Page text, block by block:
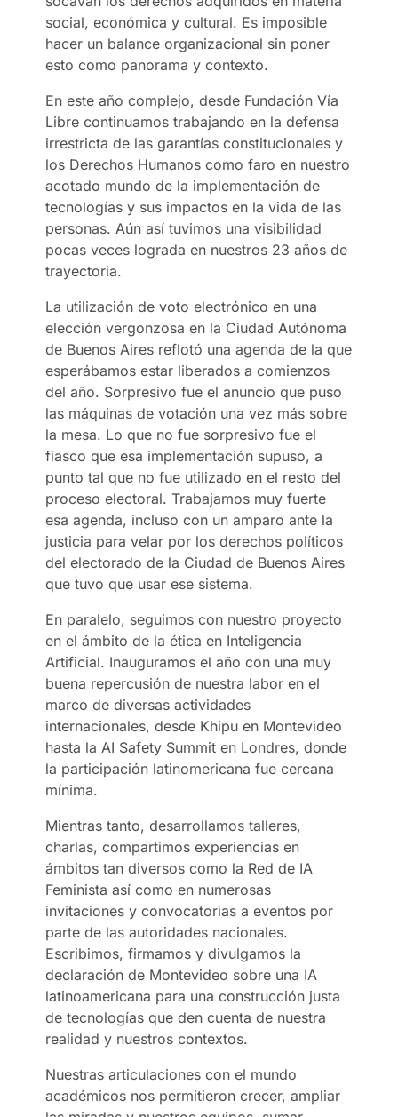
social, económica y cultural. Es imposible
hacer un balance organizacional sin poner
esto como panorama y contexto.
En este año complejo, desde Fundación Vía
Libre continuamos trabajando en la defensa
irrestricta de las garantías constitucionales y
los Derechos Humanos como faro en nuestro
acotado mundo de la implementación de
tecnologías y sus impactos en la vida de las
personas. Aún así tuvimos una visibilidad
pocas veces lograda en nuestros 23 años de
trayectoria.
La utilización de voto electrónico en una
elección vergonzosa en la Ciudad Autónoma
de Buenos Aires reflotó una agenda de la que
esperábamos estar liberados a comienzos
del año. Sorpresivo fue el anuncio que puso
las máquinas de votación una vez más sobre
la mesa. Lo que no fue sorpresivo fue el
fiasco que esa implementación supuso, a
punto tal que no fue utilizado en el resto del
proceso electoral. Trabajamos muy fuerte
esa agenda, incluso con un amparo ante la
justicia para velar por los derechos políticos
del electorado de la Ciudad de Buenos Aires
que tuvo que usar ese sistema.
En paralelo, seguimos con nuestro proyecto
en el ámbito de la ética en Inteligencia
Artificial. Inauguramos el año con una muy
buena repercusión de nuestra labor en el
marco de diversas actividades
internacionales, desde Khipu en Montevideo
hasta la AI Safety Summit en Londres, donde
la participación latinomericana fue cercana
mínima.
Mientras tanto, desarrollamos talleres,
charlas, compartimos experiencias en
ámbitos tan diversos como la Red de IA
Feminista así como en numerosas
invitaciones y convocatorias a eventos por
parte de las autoridades nacionales.
Escribimos, firmamos y divulgamos la
declaración de Montevideo sobre una IA
latinoamericana para una construcción justa
de tecnologías que den cuenta de nuestra
realidad y nuestros contextos.
Nuestras articulaciones con el mundo
académicos nos permitieron crecer, ampliar